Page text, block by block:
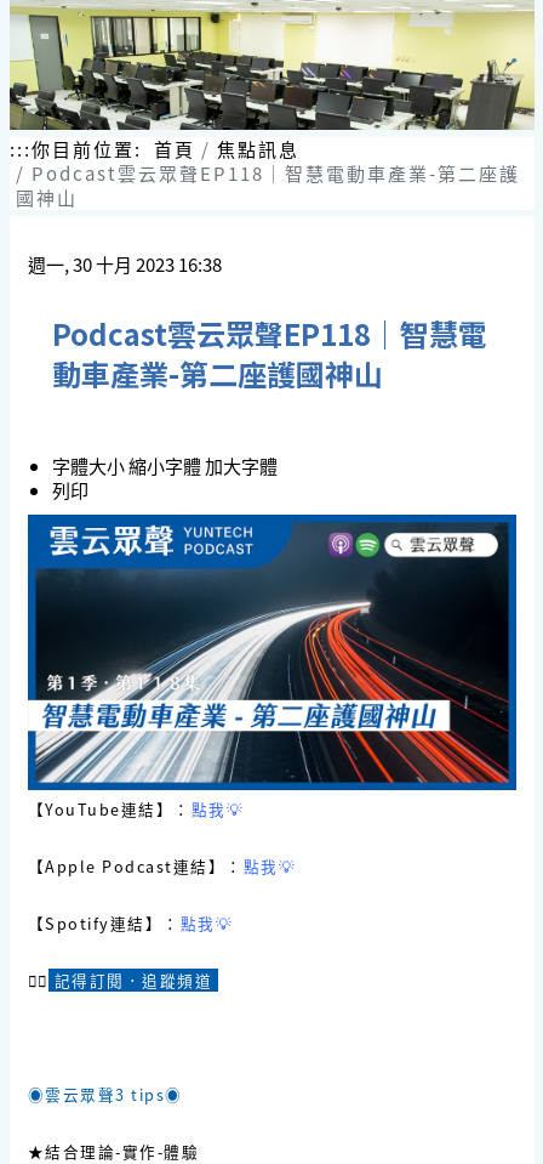
:::你目前位置: 首頁
焦點訊息
Podcast雲云眾聲EP118｜智慧電動車產業-第二座護
國神山
週一, 30 十月 2023 16:38
Podcast雲云眾聲EP118｜智慧電
動車產業-第二座護國神山
字體大小縮小字體加大字體
列印
【YouTube連結】： 點我💡
【Apple Podcast連結】： 點我💡
【Spotify連結】： 點我💡
☝🏻 記得訂閱．追蹤頻道
◉雲云眾聲3 tips◉
★結合理論-實作-體驗